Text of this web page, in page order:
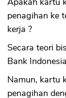
penagihan ke
kerja ?
Secara teori
Bank
Namun, kartu
penagihan